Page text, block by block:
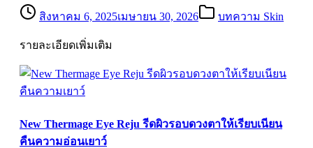
สิงหาคม 6, 2025เมษายน 30, 2026 บทความ Skin
รายละเอียดเพิ่มเติม
New Thermage Eye Reju รีดผิวรอบดวงตาให้เรียบเนียน
คืนความอ่อนเยาว์